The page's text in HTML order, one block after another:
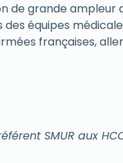
de grande
équipes
françaises,
SMUR aux